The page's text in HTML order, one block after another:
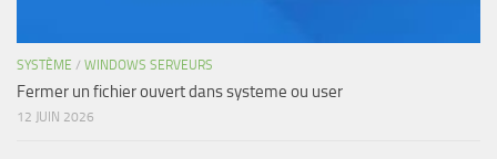
SYSTÈME / WINDOWS SERVEURS
Fermer un fichier ouvert dans systeme ou user
12 JUIN 2026